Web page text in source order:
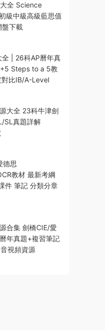
全 Science
級中級高級藍思值
下載
| 26科AP曆年真
Steps to a 5教
對比IB/A-Level
大全 23科牛津劍
SL真題詳解
德思
教材 最新考綱
件 筆記 分類分章
合集 劍橋CIE/愛
年真題+複習筆記
視頻資源